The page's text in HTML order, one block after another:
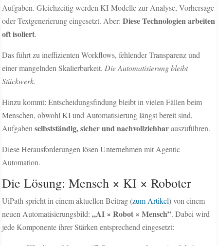
Aufgaben. Gleichzeitig werden KI-Modelle zur Analyse, Vorhersage
oder Textgenerierung eingesetzt. Aber:Diese Technologien arbeiten
oft isoliert.
Das führt zu ineffizienten Workflows, fehlender Transparenz und
einer mangelnden Skalierbarkeit. Die Automatisierung bleibt
Stückwerk.
Hinzu kommt: Entscheidungsfindung bleibt in vielen Fällen beim
Menschen, obwohl KI und Automatisierung längst bereit sind,
Aufgabenselbstständig, sicher und nachvollziehbarauszuführen.
Diese Herausforderungen lösen Unternehmen mit Agentic
Automation.
Die Lösung: Mensch × KI × Roboter
UiPath spricht in einem aktuellen Beitrag (zum Artikel) von einem
neuen Automatisierungsbild:„AI × Robot × Mensch”. Dabei wird
jede Komponente ihrer Stärken entsprechend eingesetzt: